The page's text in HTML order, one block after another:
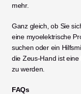
mehr.
Ganz gleich, ob Sie
eine myoelektrische
suchen oder ein
die Zeus-Hand ist
zu werden.
FAQs